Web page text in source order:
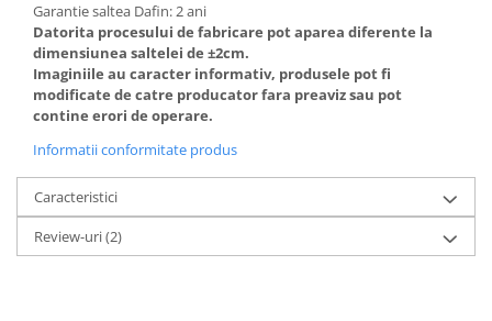
Garantie saltea Dafin: 2 ani
Datorita procesului de fabricare pot aparea diferente la
dimensiunea saltelei de ±2cm.
Imaginiile au caracter informativ, produsele pot fi
modificate de catre producator fara preaviz sau pot
contine erori de operare.
Informatii conformitate produs
Caracteristici
Review-uri(2)